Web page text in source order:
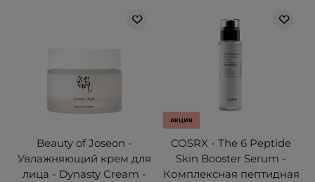
Beauty of Joseon -
Увлажняющий крем для
лица - Dynasty Cream -
АКЦИЯ
COSRX - The 6 Peptide
Skin Booster Serum -
Комплексная пептидная